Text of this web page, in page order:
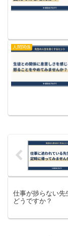
人間関係
仕事が捗らない先
どうですか？